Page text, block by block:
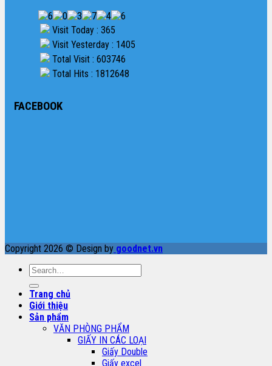
Visit Today : 365
Visit Yesterday : 1405
Total Visit : 603746
Total Hits : 1812648
FACEBOOK
Copyright 2026 © Design by goodnet.vn
Search
for:
Trang chủ
Giới thiệu
Sản phẩm
VĂN PHÒNG PHẨM
GIẤY IN CÁC LOẠI
Giấy Double
Giấy excel